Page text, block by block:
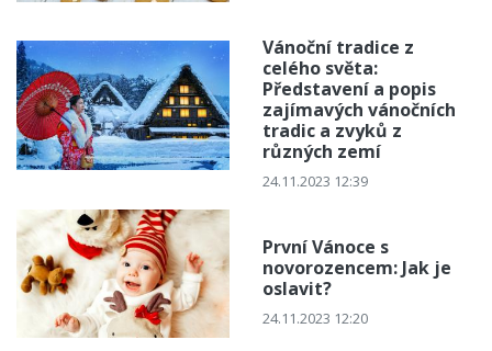
Vánoční tradice z
celého světa:
Představení a popis
zajímavých vánočních
tradic a zvyků z
různých zemí
24.11.2023 12:39
První Vánoce s
novorozencem: Jak je
oslavit?
24.11.2023 12:20